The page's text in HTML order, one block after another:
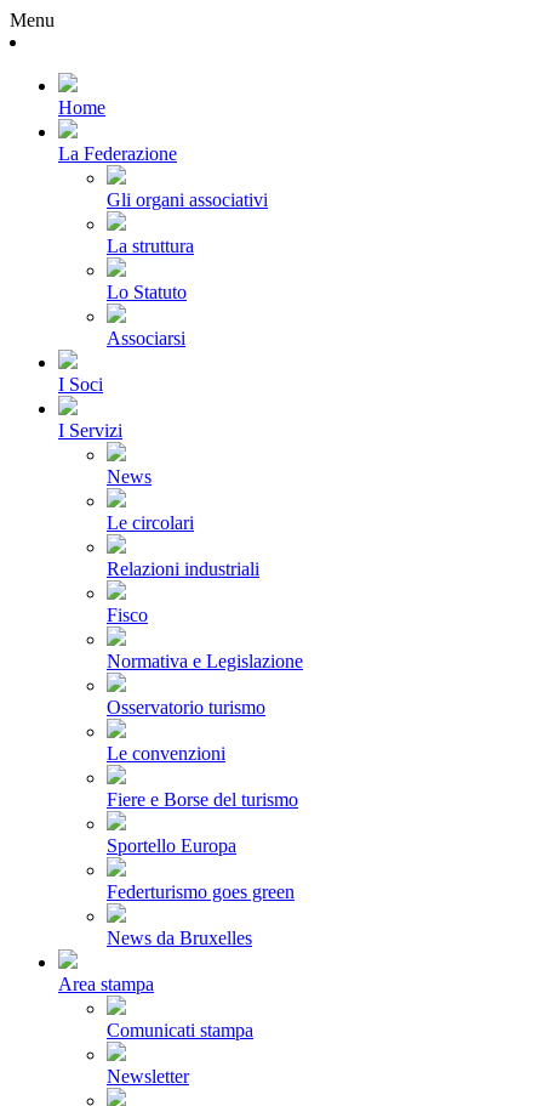
Menu
Home
La Federazione
Gli organi associativi
La struttura
Lo Statuto
Associarsi
I Soci
I Servizi
News
Le circolari
Relazioni industriali
Fisco
Normativa e Legislazione
Osservatorio turismo
Le convenzioni
Fiere e Borse del turismo
Sportello Europa
Federturismo goes green
News da Bruxelles
Area stampa
Comunicati stampa
Newsletter